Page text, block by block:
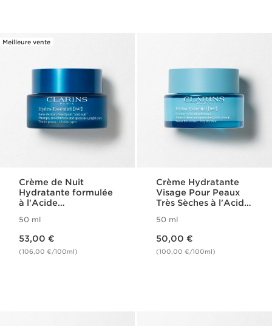
Meilleure vente
Crème de Nuit
Hydratante formulée
à l'Acide
Hydra-Essentiel
50 ml
53,00 €
(106,00 €/100ml)
Crème Hydratante
Visage Pour Peaux
Très Sèches à l'Acide
Hydra-Essentiel
50 ml
50,00 €
(100,00 €/100ml)